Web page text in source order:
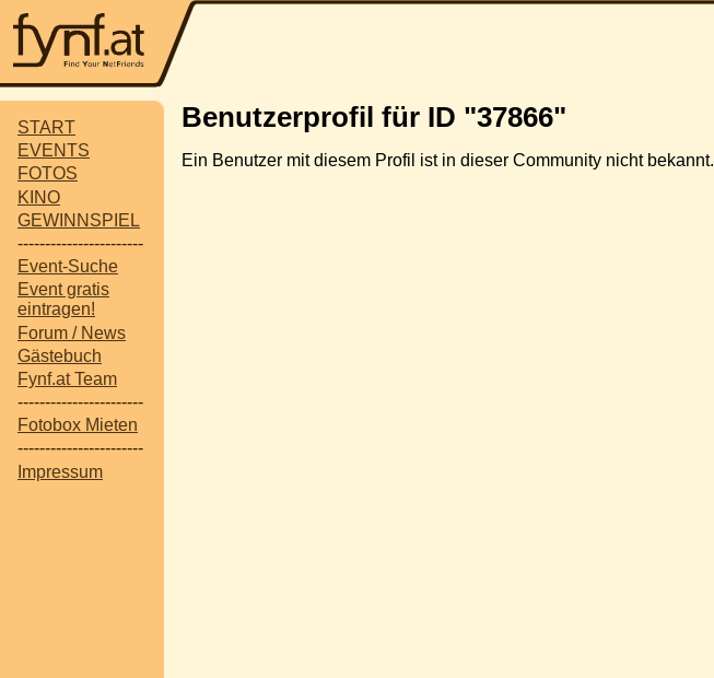
START
EVENTS
FOTOS
KINO
GEWINNSPIEL
-----------------------
Event-Suche
Event gratis
eintragen!
Forum / News
Gästebuch
Fynf.at Team
-----------------------
Fotobox Mieten
-----------------------
Impressum
Benutzerprofil für ID "37866"
Ein Benutzer mit diesem Profil ist in dieser Community nicht bekannt.